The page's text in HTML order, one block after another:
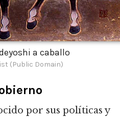
a caballo
(Public Domain)
por sus políticas y